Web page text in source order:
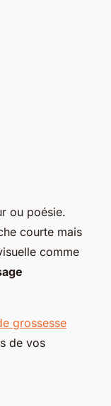
ou poésie.
courte mais
comme
grossesse
de vos